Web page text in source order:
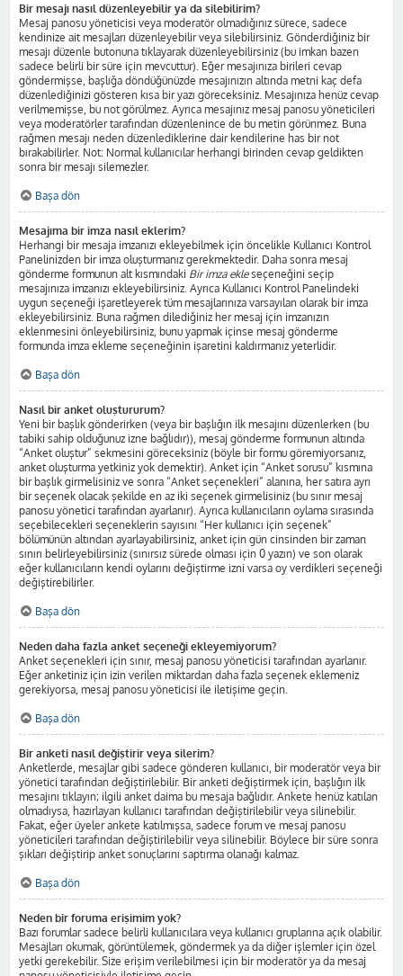
Bir mesajı nasıl düzenleyebilir ya da silebilirim?
Mesaj panosu yöneticisi veya moderatör olmadığınız sürece, sadece
kendinize ait mesajları düzenleyebilir veya silebilirsiniz. Gönderdiğiniz bir
mesajı düzenle butonuna tıklayarak düzenleyebilirsiniz (bu imkan bazen
sadece belirli bir süre için mevcuttur). Eğer mesajınıza birileri cevap
göndermişse, başlığa döndüğünüzde mesajınızın altında metni kaç defa
düzenlediğinizi gösteren kısa bir yazı göreceksiniz. Mesajınıza henüz cevap
verilmemişse, bu not görülmez. Ayrıca mesajınız mesaj panosu yöneticileri
veya moderatörler tarafından düzenlenince de bu metin görünmez. Buna
rağmen mesajı neden düzenlediklerine dair kendilerine has bir not
bırakabilirler. Not: Normal kullanıcılar herhangi birinden cevap geldikten
sonra bir mesajı silemezler.
Başa dön
Mesajıma bir imza nasıl eklerim?
Herhangi bir mesaja imzanızı ekleyebilmek için öncelikle Kullanıcı Kontrol
Panelinizden bir imza oluşturmanız gerekmektedir. Daha sonra mesaj
gönderme formunun alt kısmındaki Bir imza ekleseçeneğini seçip
mesajınıza imzanızı ekleyebilirsiniz. Ayrıca Kullanıcı Kontrol Panelindeki
uygun seçeneği işaretleyerek tüm mesajlarınıza varsayılan olarak bir imza
ekleyebilirsiniz. Buna rağmen dilediğiniz her mesaj için imzanızın
eklenmesini önleyebilirsiniz, bunu yapmak içinse mesaj gönderme
formunda imza ekleme seçeneğinin işaretini kaldırmanız yeterlidir.
Başa dön
Nasıl bir anket oluştururum?
Yeni bir başlık gönderirken (veya bir başlığın ilk mesajını düzenlerken (bu
tabiki sahip olduğunuz izne bağlıdır)), mesaj gönderme formunun altında
“Anket oluştur” sekmesini göreceksiniz (böyle bir formu göremiyorsanız,
anket oluşturma yetkiniz yok demektir). Anket için “Anket sorusu” kısmına
bir başlık girmelisiniz ve sonra “Anket seçenekleri” alanına, her satıra ayrı
bir seçenek olacak şekilde en az iki seçenek girmelisiniz (bu sınır mesaj
panosu yönetici tarafından ayarlanır). Ayrıca kullanıcıların oylama sırasında
seçebilecekleri seçeneklerin sayısını “Her kullanıcı için seçenek”
bölümünün altından ayarlayabilirsiniz, anket için gün cinsinden bir zaman
sınırı belirleyebilirsiniz (sınırsız sürede olması için 0 yazın) ve son olarak
eğer kullanıcıların kendi oylarını değiştirme izni varsa oy verdikleri seçeneği
değiştirebilirler.
Başa dön
Neden daha fazla anket seçeneği ekleyemiyorum?
Anket seçenekleri için sınır, mesaj panosu yöneticisi tarafından ayarlanır.
Eğer anketiniz için izin verilen miktardan daha fazla seçenek eklemeniz
gerekiyorsa, mesaj panosu yöneticisi ile iletişime geçin.
Başa dön
Bir anketi nasıl değiştirir veya silerim?
Anketlerde, mesajlar gibi sadece gönderen kullanıcı, bir moderatör veya bir
yönetici tarafından değiştirilebilir. Bir anketi değiştirmek için, başlığın ilk
mesajını tıklayın; ilgili anket daima bu mesaja bağlıdır. Ankete henüz katılan
olmadıysa, hazırlayan kullanıcı tarafından değiştirilebilir veya silinebilir.
Fakat, eğer üyeler ankete katılmışsa, sadece forum ve mesaj panosu
yöneticileri tarafından değiştirilebilir veya silinebilir. Böylece bir süre sonra
şıkları değiştirip anket sonuçlarını saptırma olanağı kalmaz.
Başa dön
Neden bir foruma erişimim yok?
Bazı forumlar sadece belirli kullanıcılara veya kullanıcı gruplarına açık olabilir.
Mesajları okumak, görüntülemek, göndermek ya da diğer işlemler için özel
yetki gerekebilir. Size erişim verilebilmesi için bir moderatör ya da mesaj